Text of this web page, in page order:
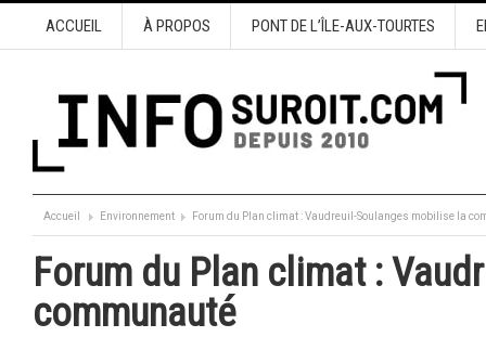
ACCUEIL À PROPOS PONT DE L’ÎLE-AUX-TOURTES
Accueil Environnement Forum du Plan climat : Vaudreuil-Soulanges mobilise la
Forum du Plan climat :
communauté